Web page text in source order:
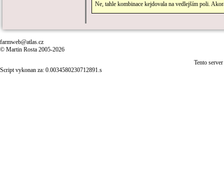
Ne, tahle kombinace kejdovala na vedlejším poli.
farmweb@atlas.cz
© Martin Rosta 2005-2026
Tento
Script vykonan za: 0.0034580230712891.s